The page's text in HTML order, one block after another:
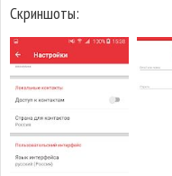
Скриншоты: